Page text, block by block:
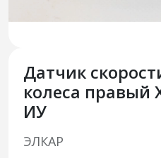
Датчик
колеса правый
ИУ
ЭЛКАР